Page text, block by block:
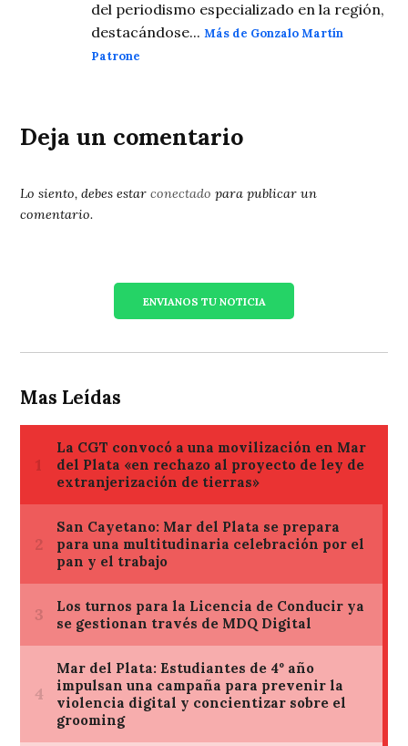
del periodismo especializado en la región,
destacándose...Más de Gonzalo Martín
Patrone
Deja un comentario
Lo siento, debes estarconectado para publicar un
comentario.
ENVIANOS TU NOTICIA
Mas Leídas